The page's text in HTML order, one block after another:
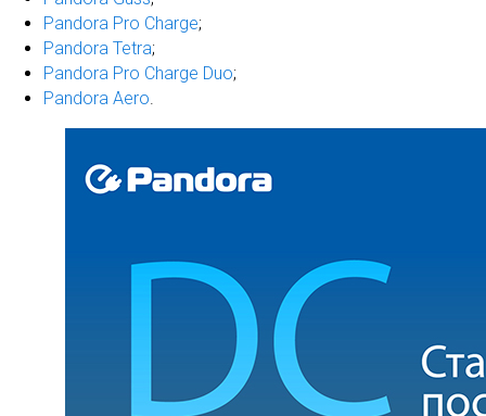
Pandora Pro Charge;
Pandora Tetra;
Pandora Pro Charge Duo;
Pandora Aero